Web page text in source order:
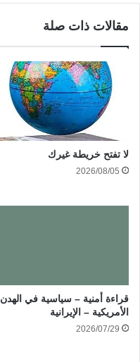
مقالات ذات صلة
لا تفتح خريطة غيرك
2026/08/05
قراءة أمنية – سياسية في الهدن
الأمريكية – الإيرانية
2026/07/29